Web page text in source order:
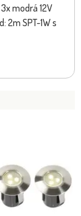
modrá 12V
2m SPT-1W s